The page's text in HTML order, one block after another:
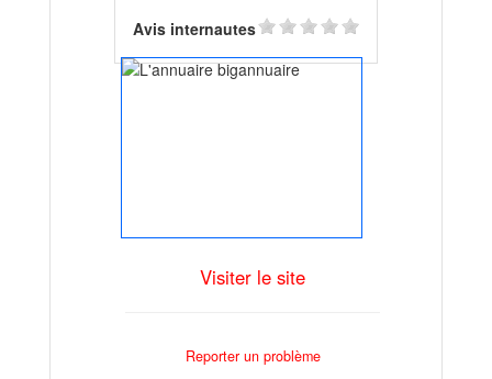
Avis internautes
Visiter le site
Reporter un problème